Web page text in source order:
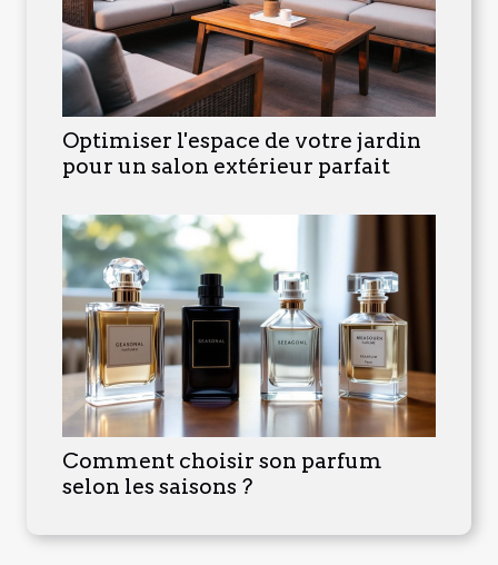
Optimiser l'espace de votre jardin
pour un salon extérieur parfait
Comment choisir son parfum
selon les saisons ?